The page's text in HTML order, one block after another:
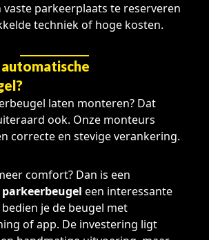
vaste parkeerplaats te reserveren
techniek of hoge kosten.
laten monteren? Dat
ook. Onze monteurs
correcte en stevige verankering.
comfort? Dan is een
een interessante
je de beugel met
of app. De investering ligt